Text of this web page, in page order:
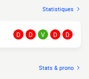
Statistiques
D D V D D
Stats & prono